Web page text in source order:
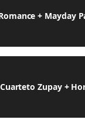
+ Mayday
Zupay +